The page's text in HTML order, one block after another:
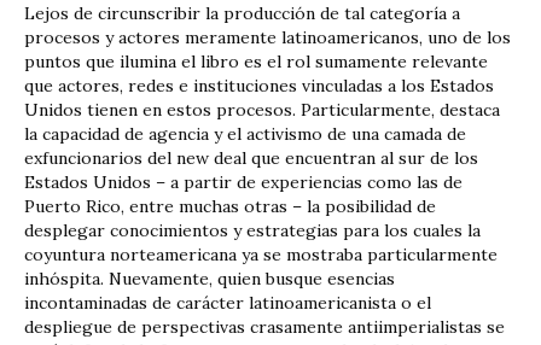
Lejos de circunscribir la producción de tal categoría a
procesos y actores meramente latinoamericanos, uno de los
puntos que ilumina el libro es el rol sumamente relevante
que actores, redes e instituciones vinculadas a los Estados
Unidos tienen en estos procesos. Particularmente, destaca
la capacidad de agencia y el activismo de una camada de
exfuncionarios del new deal que encuentran al sur de los
Estados Unidos – a partir de experiencias como las de
Puerto Rico, entre muchas otras – la posibilidad de
desplegar conocimientos y estrategias para los cuales la
coyuntura norteamericana ya se mostraba particularmente
inhóspita. Nuevamente, quien busque esencias
incontaminadas de carácter latinoamericanista o el
despliegue de perspectivas crasamente antiimperialistas se